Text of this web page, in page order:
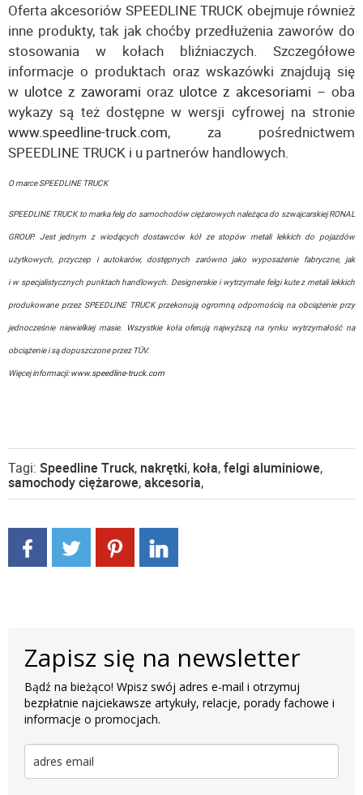
Oferta akcesoriów SPEEDLINE TRUCK obejmuje również
inne produkty, tak jak choćby przedłużenia zaworów do
stosowania w kołach bliźniaczych. Szczegółowe
informacje o produktach oraz wskazówki znajdują się
w ulotce z zaworami oraz ulotce z akcesoriami – oba
wykazy są też dostępne w wersji cyfrowej na stronie
www.speedline-truck.com, za pośrednictwem
SPEEDLINE TRUCK i u partnerów handlowych.
O marce SPEEDLINE TRUCK
SPEEDLINE TRUCK to marka felg do samochodów ciężarowych należąca do szwajcarskiej RONAL
GROUP. Jest jednym z wiodących dostawców kół ze stopów metali lekkich do pojazdów
użytkowych, przyczep i autokarów, dostępnych zarówno jako wyposażenie fabryczne, jak
i w specjalistycznych punktach handlowych. Designerskie i wytrzymałe felgi kute z metali lekkich
produkowane przez SPEEDLINE TRUCK przekonują ogromną odpornością na obciążenie przy
jednocześnie niewielkiej masie. Wszystkie koła oferują najwyższą na rynku wytrzymałość na
obciążenie i są dopuszczone przez TÜV.
Więcej informacji:www.speedline-truck.com
Tagi: Speedline Truck, nakrętki, koła,felgi aluminiowe,
samochody ciężarowe,akcesoria,
Zapisz się na newsletter
Bądź na bieżąco! Wpisz swój adres e-mail i otrzymuj
bezpłatnie najciekawsze artykuły, relacje, porady fachowe i
informacje o promocjach.